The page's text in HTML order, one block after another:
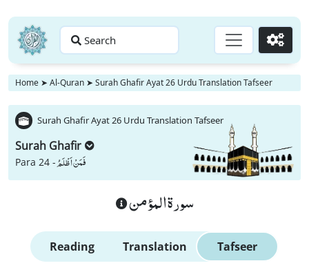
Search Go
Home ➤ Al-Quran ➤ Surah Ghafir Ayat 26 Urdu Translation Tafseer
Surah Ghafir Ayat 26 Urdu Translation Tafseer
Surah Ghafir
Para 24 -فَمَنْ اَظْلَمُ
سورة المؤمن
Reading Translation Tafseer